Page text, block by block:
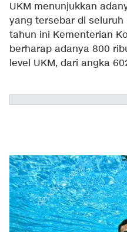
UKM menunjukkan
yang tersebar di seluruh
tahun ini Kementerian
berharap adanya 800
level UKM, dari angka